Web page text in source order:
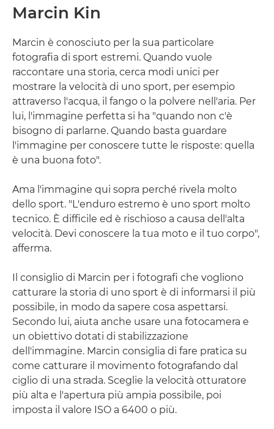
Marcin Kin
Marcin è conosciuto per la sua particolare
fotografia di sport estremi. Quando vuole
raccontare una storia, cerca modi unici per
mostrare la velocità di uno sport, per esempio
attraverso l'acqua, il fango o la polvere nell'aria. Per
lui, l'immagine perfetta si ha "quando non c'è
bisogno di parlarne. Quando basta guardare
l'immagine per conoscere tutte le risposte: quella
è una buona foto".
Ama l'immagine qui sopra perché rivela molto
dello sport. "L'enduro estremo è uno sport molto
tecnico. È difficile ed è rischioso a causa dell'alta
velocità. Devi conoscere la tua moto e il tuo corpo",
afferma.
Il consiglio di Marcin per i fotografi che vogliono
catturare la storia di uno sport è di informarsi il più
possibile, in modo da sapere cosa aspettarsi.
Secondo lui, aiuta anche usare una fotocamera e
un obiettivo dotati di stabilizzazione
dell'immagine. Marcin consiglia di fare pratica su
come catturare il movimento fotografando dal
ciglio di una strada. Sceglie la velocità otturatore
più alta e l'apertura più ampia possibile, poi
imposta il valore ISO a 6400 o più.